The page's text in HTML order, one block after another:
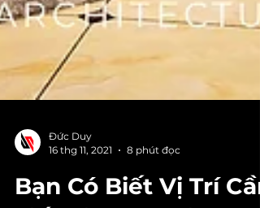
16 thg 11, 2021
8 phút đọc